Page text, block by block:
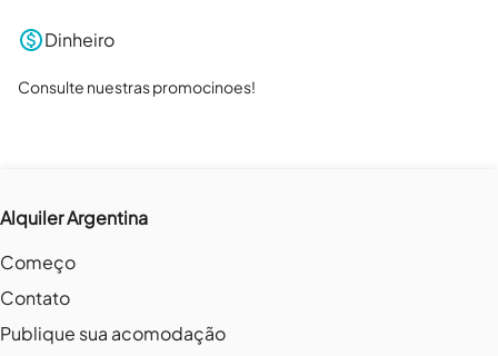
Dinheiro
Consulte nuestras promocinoes!
Alquiler Argentina
Começo
Contato
Publique sua acomodação